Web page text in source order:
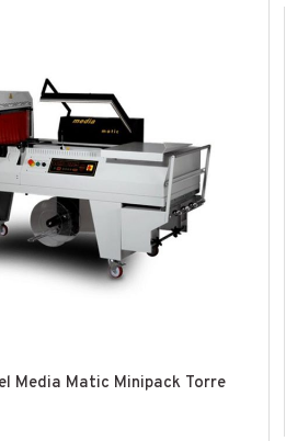
Media Matic Minipack Torre